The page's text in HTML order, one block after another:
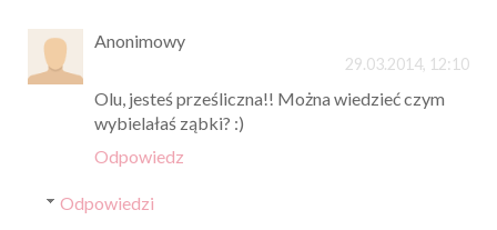
Anonimowy
29.03.2014, 12:10
Olu, jesteś prześliczna!! Można wiedzieć czym
wybielałaś ząbki? :)
Odpowiedz
Odpowiedzi